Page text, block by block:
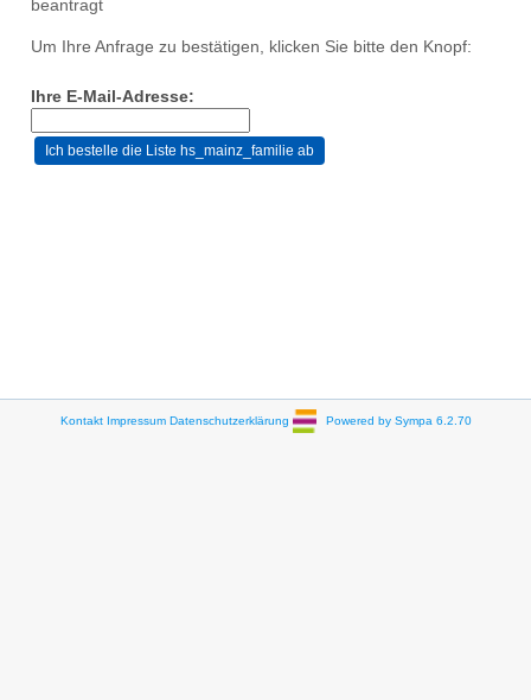
beantragt
Um Ihre Anfrage zu bestätigen, klicken Sie bitte den Knopf:
Ihre E-Mail-Adresse:
Kontakt Impressum Datenschutzerklärung Powered by Sympa 6.2.70